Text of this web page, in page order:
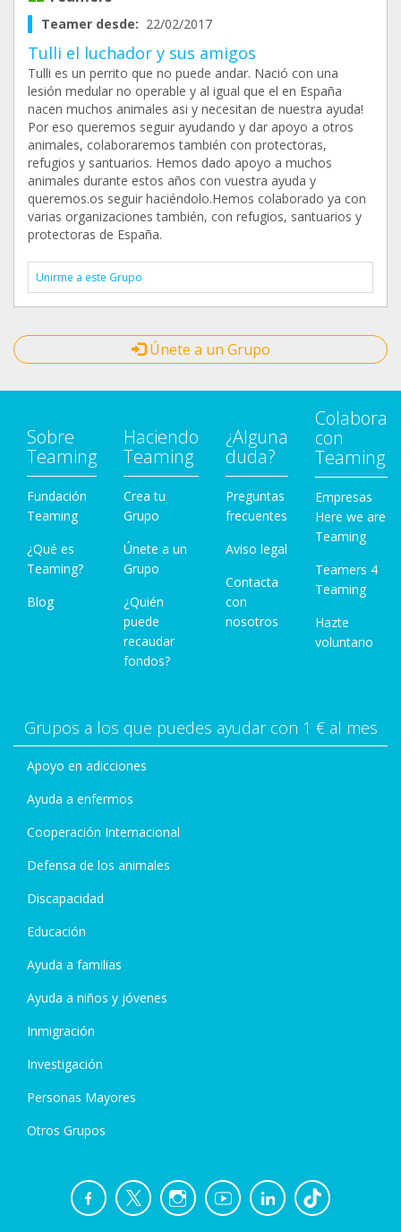
Teamer desde: 22/02/2017
Tulli el luchador y sus amigos
Tulli es un perrito que no puede andar. Nació con una
lesión medular no operable y al igual que el en España
nacen muchos animales asi y necesitan de nuestra ayuda!
Por eso queremos seguir ayudando y dar apoyo a otros
animales, colaboraremos también con protectoras,
refugios y santuarios. Hemos dado apoyo a muchos
animales durante estos años con vuestra ayuda y
queremos.os seguir haciéndolo.Hemos colaborado ya con
varias organizaciones también, con refugios, santuarios y
protectoras de España.
Unirme a este Grupo
Únete a un Grupo
Sobre
Teaming
Fundación
Teaming
¿Qué es
Teaming?
Blog
Haciendo
Teaming
Crea tu
Grupo
Únete a un
Grupo
¿Quién
puede
recaudar
fondos?
¿Alguna
duda?
Preguntas
frecuentes
Aviso legal
Contacta
con
nosotros
Colabora
con
Teaming
Empresas
Here we are
Teaming
Teamers 4
Teaming
Hazte
voluntario
Grupos a los que puedes ayudar con 1 € al mes
Apoyo en adicciones
Ayuda a enfermos
Cooperación Internacional
Defensa de los animales
Discapacidad
Educación
Ayuda a familias
Ayuda a niños y jóvenes
Inmigración
Investigación
Personas Mayores
Otros Grupos